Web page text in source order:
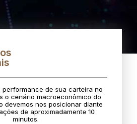
performance de sua carteira no
o cenário macroeconômico do
devemos nos posicionar diante
de aproximadamente 10
minutos.